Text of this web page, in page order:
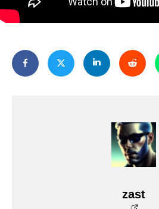
zast